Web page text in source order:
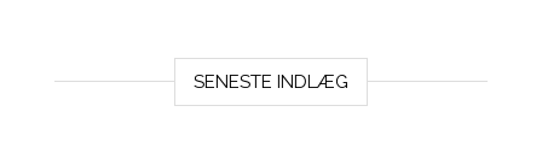
SENESTE INDLÆG